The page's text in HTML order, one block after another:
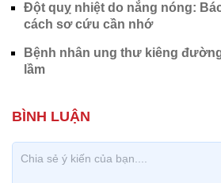
Đột quỵ nhiệt do nắng nóng:
cách sơ cứu cần nhớ
Bệnh nhân ung thư kiêng
lầm